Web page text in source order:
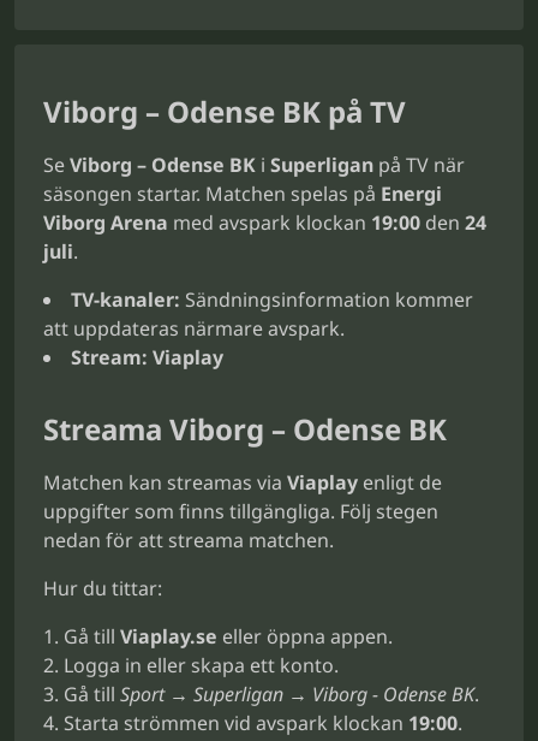
Viborg – Odense BK på TV
SeViborg – Odense BK i Superligan på TV när
säsongen startar. Matchen spelas på Energi
Viborg Arena med avspark klockan 19:00 den 24
juli.
TV-kanaler: Sändningsinformation kommer
att uppdateras närmare avspark.
Stream: Viaplay
Streama Viborg – Odense BK
Matchen kan streamas via Viaplay enligt de
uppgifter som finns tillgängliga. Följ stegen
nedan för att streama matchen.
Hur du tittar:
Gå till Viaplay.se eller öppna appen.
Logga in eller skapa ett konto.
Gå till Sport → Superligan → Viborg - Odense BK.
Starta strömmen vid avspark klockan 19:00.